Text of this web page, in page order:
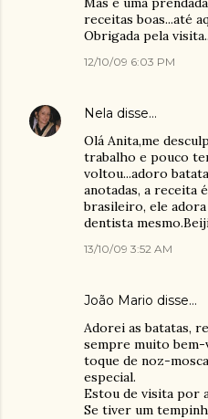
receitas boas...até
Obrigada pela
12/10/09 6:03 PM
Nela disse…
Olá Anita,me
trabalho e pouco
voltou...adoro
anotadas, a receita
brasileiro, ele
dentista
13/10/09 3:52 AM
João Mario disse…
Adorei as batatas,
sempre muito bem-
toque de noz-
especial.
Estou de visita por
Se tiver um